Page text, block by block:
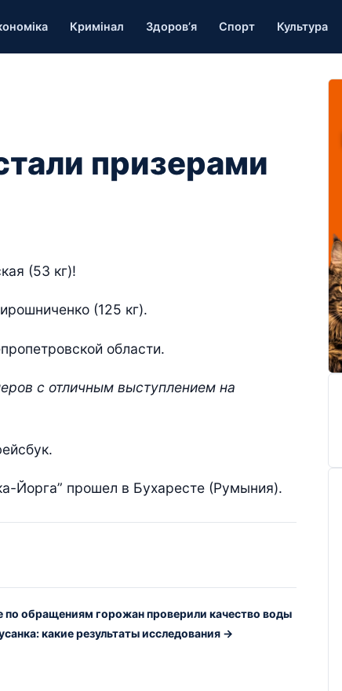
Кримінал Здоров’я Спорт Культура
призерами
(53 кг)!
(125 кг).
области.
с отличным выступлением на
Йорга” прошел в Бухаресте (Румыния).
по обращениям горожан проверили качество воды
какие результаты исследования →